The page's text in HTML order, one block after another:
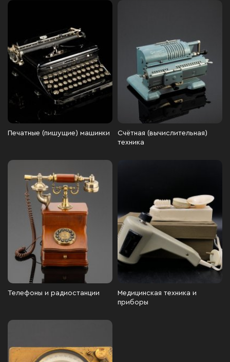
Печатные (пишущие) машинки
Счётная (вычислительная)
техника
Телефоны и радиостанции
Медицинская техника и
приборы